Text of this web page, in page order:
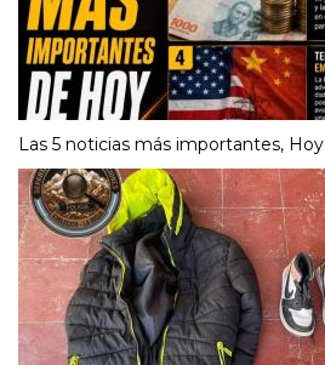
Las 5 noticias más importantes, Hoy